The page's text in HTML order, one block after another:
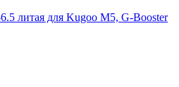
литая для Kugoo M5, G-Booster